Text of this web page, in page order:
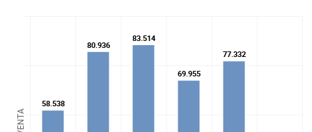
58.538
58.538
80.936
80.936
83.514
83.514
69.955
69.955
77.332
77.332